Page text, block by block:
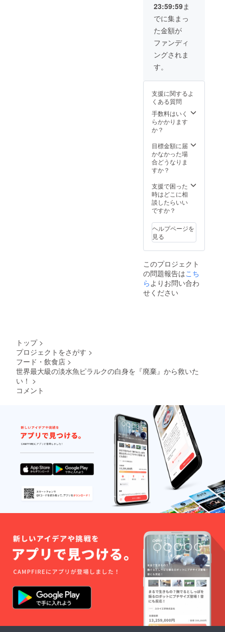
23:59:59ま
でに集まっ
た金額が
ファンディ
ングされま
す。
支援に関するよ
くある質問
手数料はいく
らかかります
か？
目標金額に届
かなかった場
合どうなりま
すか？
支援で困った
時はどこに相
談したらいい
ですか？
ヘルプページを
見る
このプロジェクト
の問題報告はこち
らよりお問い合わ
せください
トップ >
プロジェクトをさがす >
フード・飲食店 >
世界最大級の淡水魚ピラルクの白身を『廃棄』から救いた
い！ >
コメント